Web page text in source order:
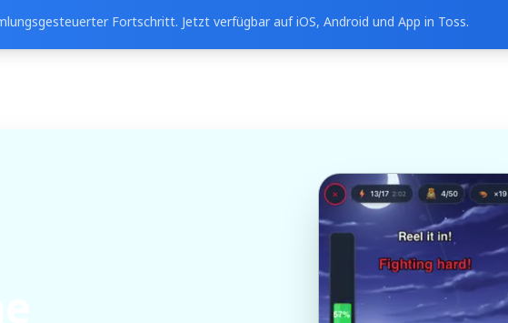
Fortschritt. Jetzt verfügbar auf iOS, Android und App in Toss.